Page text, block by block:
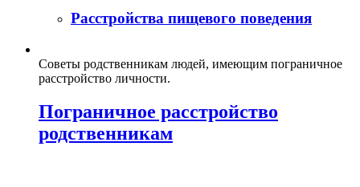
Расстройства пищевого поведения
Советы родственникам людей, имеющим пограничное
расстройство личности.
Пограничное расстройство
родственникам